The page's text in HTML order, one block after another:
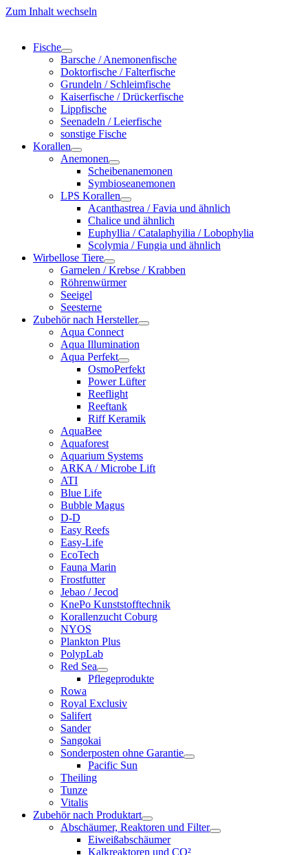
Zum Inhalt wechseln
Fische
Barsche / Anemonenfische
Doktorfische / Falterfische
Grundeln / Schleimfische
Kaiserfische / Drückerfische
Lippfische
Seenadeln / Leierfische
sonstige Fische
Korallen
Anemonen
Scheibenanemonen
Symbioseanemonen
LPS Korallen
Acanthastrea / Favia und ähnlich
Chalice und ähnlich
Euphyllia / Catalaphyilia / Lobophylia
Scolymia / Fungia und ähnlich
Wirbellose Tiere
Garnelen / Krebse / Krabben
Röhrenwürmer
Seeigel
Seesterne
Zubehör nach Hersteller
Aqua Connect
Aqua Illumination
Aqua Perfekt
OsmoPerfekt
Power Lüfter
Reeflight
Reeftank
Riff Keramik
AquaBee
Aquaforest
Aquarium Systems
ARKA / Microbe Lift
ATI
Blue Life
Bubble Magus
D-D
Easy Reefs
Easy-Life
EcoTech
Fauna Marin
Frostfutter
Jebao / Jecod
KnePo Kunststofftechnik
Korallenzucht Coburg
NYOS
Plankton Plus
PolypLab
Red Sea
Pflegeprodukte
Rowa
Royal Exclusiv
Salifert
Sander
Sangokai
Sonderposten ohne Garantie
Pacific Sun
Theiling
Tunze
Vitalis
Zubehör nach Produktart
Abschäumer, Reaktoren und Filter
Eiweißabschäumer
Kalkreaktoren und CO²